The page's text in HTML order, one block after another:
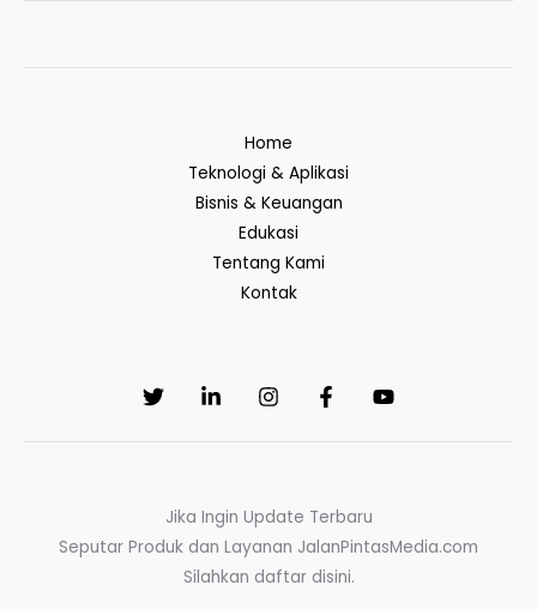
Home
Teknologi & Aplikasi
Bisnis & Keuangan
Edukasi
Tentang Kami
Kontak
Jika Ingin Update Terbaru
Seputar Produk dan Layanan JalanPintasMedia.com
Silahkan daftar disini.